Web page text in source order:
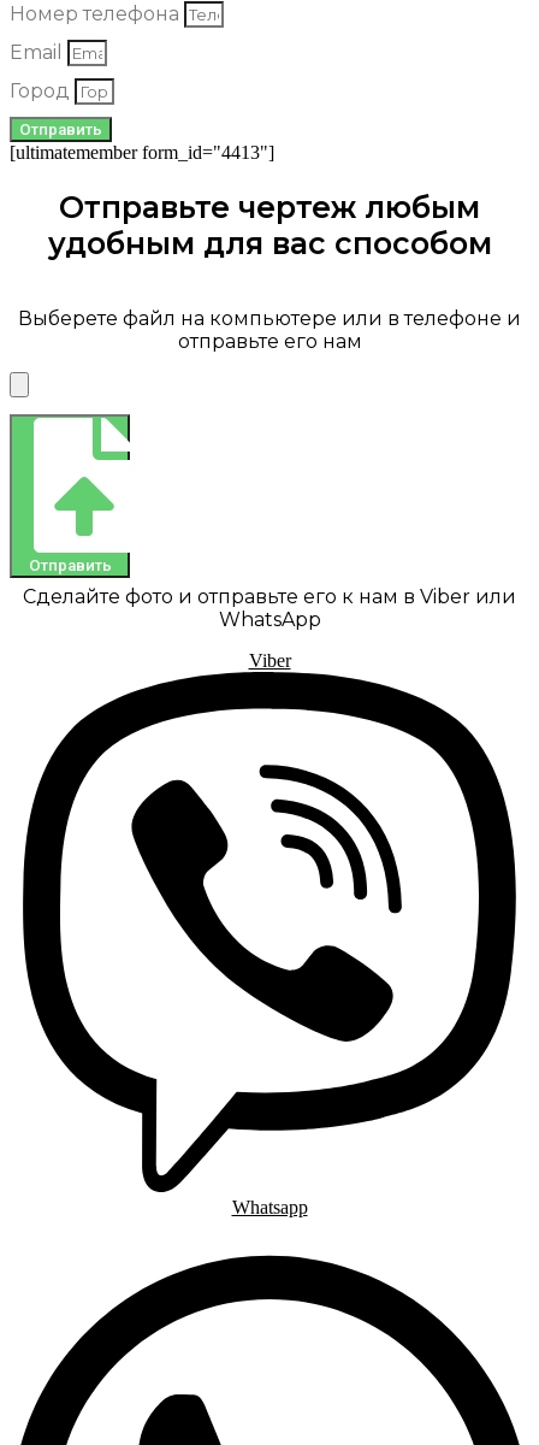
Номер телефона
Email
Город
Отправить
[ultimatemember form_id="4413"]
Отправьте чертеж любым
удобным для вас способом
Выберете файл на компьютере или в телефоне и
отправьте его нам
Отправить
Сделайте фото и отправьте его к нам в Viber или
WhatsApp
Viber
Whatsapp